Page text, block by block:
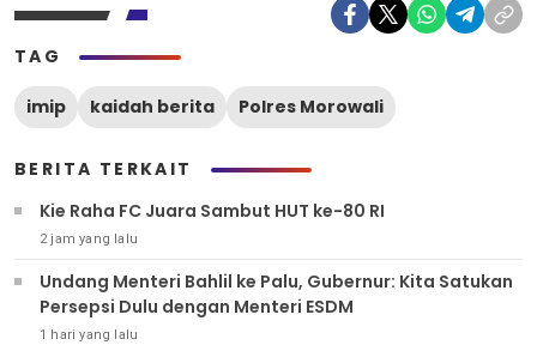
TAG
imip kaidah berita Polres Morowali
BERITA TERKAIT
Kie Raha FC Juara Sambut HUT ke-80 RI
2 jam yang lalu
Undang Menteri Bahlil ke Palu, Gubernur: Kita Satukan
Persepsi Dulu dengan Menteri ESDM
1 hari yang lalu